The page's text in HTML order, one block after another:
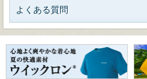
よくある質問